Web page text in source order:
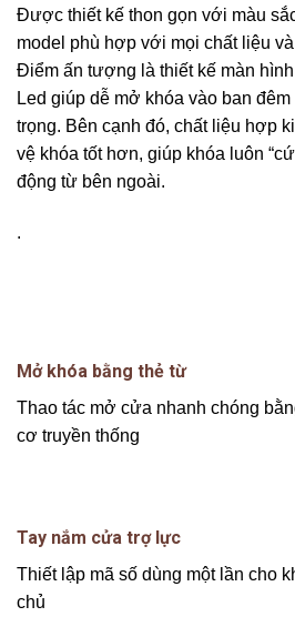
Được thiết kế thon gọn với màu
model phù hợp với mọi chất liệu
Điểm ấn tượng là thiết kế màn
Led giúp dễ mở khóa vào ban
trọng. Bên cạnh đó, chất liệu hợp
vệ khóa tốt hơn, giúp khóa luôn
động từ bên ngoài.
.
Mở khóa bằng thẻ từ
Thao tác mở cửa nhanh chóng
cơ truyền thống
Tay nắm cửa trợ lực
Thiết lập mã số dùng một lần cho
chủ